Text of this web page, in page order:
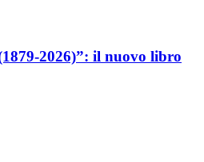
2026)”: il nuovo libro